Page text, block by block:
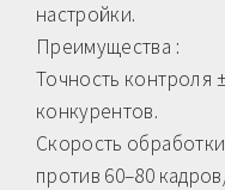
настройки.
Преимущества :
Точность контроля
конкурентов.
Скорость
против 60–80